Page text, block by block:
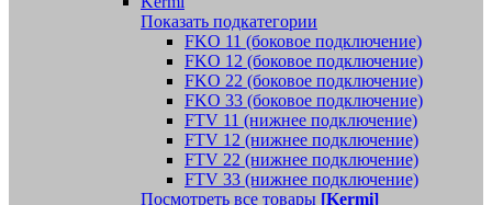
Показать подкатегории
FKO 11 (боковое подключение)
FKO 12 (боковое подключение)
FKO 22 (боковое подключение)
FKO 33 (боковое подключение)
FTV 11 (нижнее подключение)
FTV 12 (нижнее подключение)
FTV 22 (нижнее подключение)
FTV 33 (нижнее подключение)
Посмотреть все товары [Kermi]